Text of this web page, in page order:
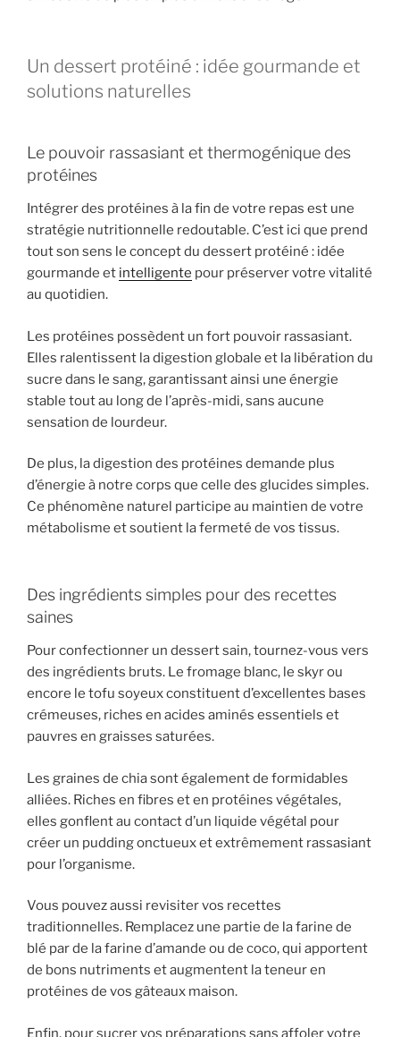
Un dessert protéiné : idée gourmande et
solutions naturelles
Le pouvoir rassasiant et thermogénique des
protéines
Intégrer des protéines à la fin de votre repas est une
stratégie nutritionnelle redoutable. C’est ici que prend
tout son sens le concept du dessert protéiné : idée
gourmande et intelligente pour préserver votre vitalité
au quotidien.
Les protéines possèdent un fort pouvoir rassasiant.
Elles ralentissent la digestion globale et la libération du
sucre dans le sang, garantissant ainsi une énergie
stable tout au long de l’après-midi, sans aucune
sensation de lourdeur.
De plus, la digestion des protéines demande plus
d’énergie à notre corps que celle des glucides simples.
Ce phénomène naturel participe au maintien de votre
métabolisme et soutient la fermeté de vos tissus.
Des ingrédients simples pour des recettes
saines
Pour confectionner un dessert sain, tournez-vous vers
des ingrédients bruts. Le fromage blanc, le skyr ou
encore le tofu soyeux constituent d’excellentes bases
crémeuses, riches en acides aminés essentiels et
pauvres en graisses saturées.
Les graines de chia sont également de formidables
alliées. Riches en fibres et en protéines végétales,
elles gonflent au contact d’un liquide végétal pour
créer un pudding onctueux et extrêmement rassasiant
pour l’organisme.
Vous pouvez aussi revisiter vos recettes
traditionnelles. Remplacez une partie de la farine de
blé par de la farine d’amande ou de coco, qui apportent
de bons nutriments et augmentent la teneur en
protéines de vos gâteaux maison.
Enfin, pour sucrer vos préparations sans affoler votre